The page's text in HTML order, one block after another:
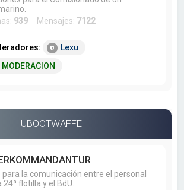
939 Mensajes: 7122
Lexu
MODERACION
UBOOTWAFFE
para la comunicación entre el personal
24ª flotilla y el BdU.